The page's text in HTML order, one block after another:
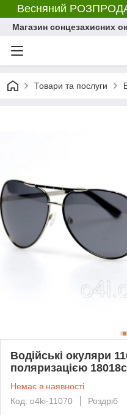
Весняний
Магазин сонцезахисних
Товари та послуги
Водійські окуляри
поляризацією
Немає в наявності
Код: o4ki-11070
Роздріб